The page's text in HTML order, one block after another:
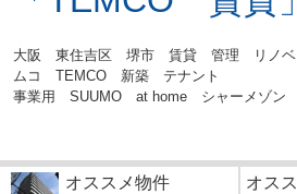
大阪 東住吉区 堺市 賃貸 管理 リノベ
ムコ TEMCO 新築 テナント
事業用 SUUMO at home シャーメゾン
オススメ物件 オス